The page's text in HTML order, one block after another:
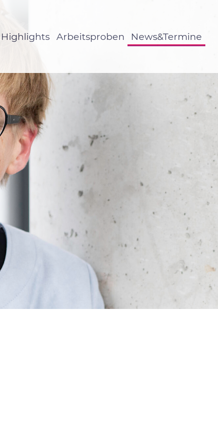
Highlights Arbeitsproben News&Termine